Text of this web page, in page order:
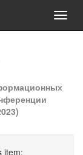
item: